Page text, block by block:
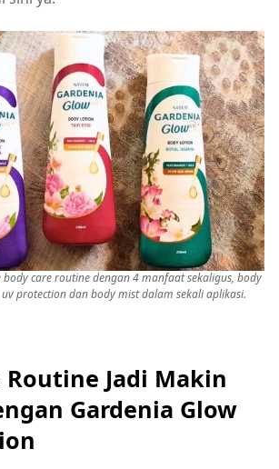
body care routine dengan 4 manfaat sekaligus, body
protection dan body mist dalam sekali aplikasi.
Routine Jadi Makin
Gardenia Glow